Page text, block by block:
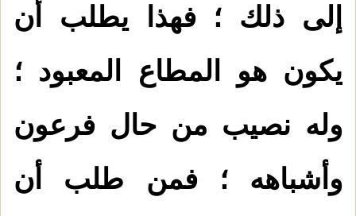
إلى ذلك ؛ فهذا يطلب أن
يكون هو المطاع المعبود ؛
وله نصيب من حال فرعون
وأشباهه ؛ فمن طلب أن